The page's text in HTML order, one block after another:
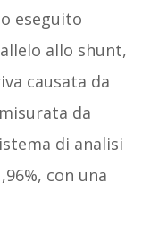
eseguito
allo shunt,
causata da
da
di analisi
con una